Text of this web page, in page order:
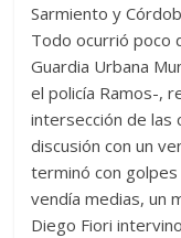
Sarmiento y
Todo ocurrió poco
Guardia Urbana
el policía Ramos-,
intersección de las
discusión con un
terminó con golpes
vendía medias, un
Diego Fiori